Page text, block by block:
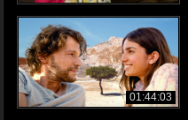
01:44:03